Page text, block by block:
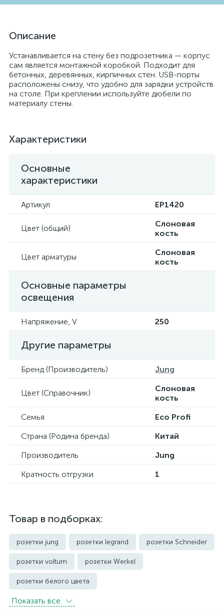
Описание
Устанавливается на стену без подрозетника — корпус
сам является монтажной коробкой. Подходит для
бетонных, деревянных, кирпичных стен. USB-порты
расположены снизу, что удобно для зарядки устройств
на столе. При креплении используйте дюбели по
материалу стены.
Характеристики
Основные
характеристики
Артикул EP1420
Цвет (общий)
Слоновая
кость
Цвет арматуры
Слоновая
кость
Основные параметры
освещения
Напряжение, V 250
Другие параметры
Бренд (Производитель) Jung
Цвет (Справочник)
Слоновая
кость
Семья
Eco Profi
Страна (Родина бренда)
Китай
Производитель
Jung
Кратность отгрузки
1
Товар в подборках:
розетки jung розетки legrand розетки Schneider
розетки voltum розетки Werkel
розетки белого цвета
розетки с защитой от влаги IP44 и выше
Показать всe